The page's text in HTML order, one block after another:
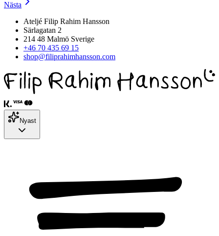
Nästa
Ateljé Filip Rahim Hansson
Särlagatan 2
214 48 Malmö Sverige
+46 70 435 69 15
shop@filiprahimhansson.com
Nyast